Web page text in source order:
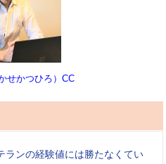
せかつひろ）CC
ランの経験値には勝たなくてい